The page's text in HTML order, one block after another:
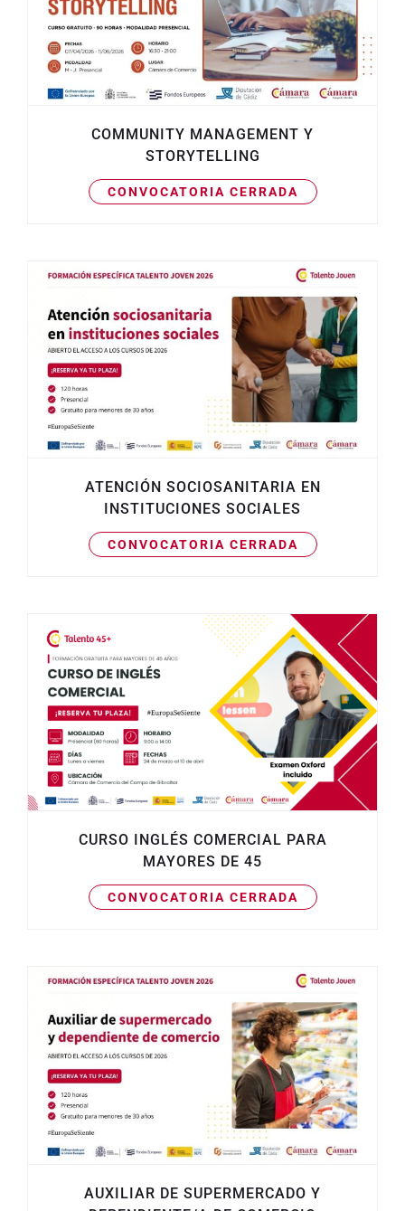
COMMUNITY MANAGEMENT Y
STORYTELLING
CONVOCATORIA CERRADA
ATENCIÓN SOCIOSANITARIA EN
INSTITUCIONES SOCIALES
CONVOCATORIA CERRADA
CURSO INGLÉS COMERCIAL PARA
MAYORES DE 45
CONVOCATORIA CERRADA
AUXILIAR DE SUPERMERCADO Y